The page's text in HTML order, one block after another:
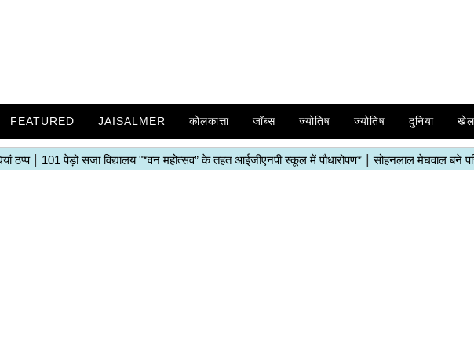
FEATURED JAISALMER कोलकात्ता जॉब्स ज्योतिष ज्योतिष दुनिया खेल